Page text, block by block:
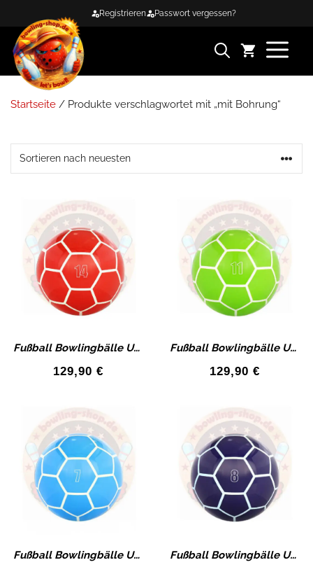
springen
Registrieren Passwort vergessen?
Startseite / Produkte verschlagwortet mit „mit Bohrung“
Fußball Bowlingbälle Urethan Bowlingball Hausbälle mit Bohrung
129,90 €
Fußball Bowlingbälle Urethan Bowlingball Hausbälle mit Bohrung
129,90 €
Fußball Bowlingbälle Urethan Bowlingball Hausbälle mit Bohrung
Fußball Bowlingbälle Urethan Bowlingball Hausbälle mit Bohrung